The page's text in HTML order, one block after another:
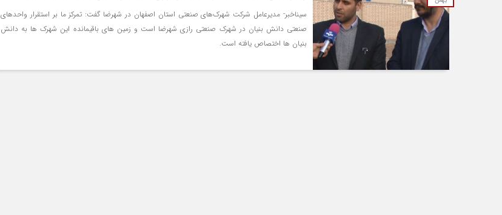
سیناخبر- مدیرعامل شرکت شهرک‌های صنعتی استان اصفهان در شهرضا گفت: تمرکز ما بر استقرار واحدهای
صنعتی دانش بنیان در شهرک صنعتی رازی شهرضا است و زمین های باقیمانده این شهرک ها به دانش
بنیان ها اختصاص یافته است.